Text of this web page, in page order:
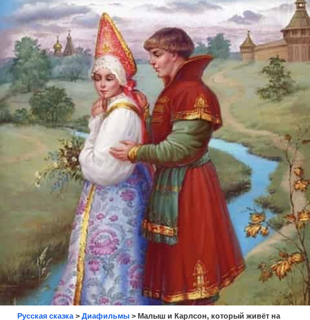
Русская сказка > Диафильмы > Малыш и Карлсон, который живёт на